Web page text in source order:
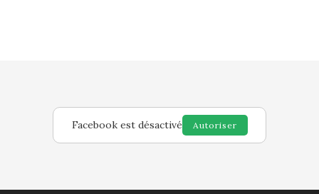
Facebook est désactivé Autoriser